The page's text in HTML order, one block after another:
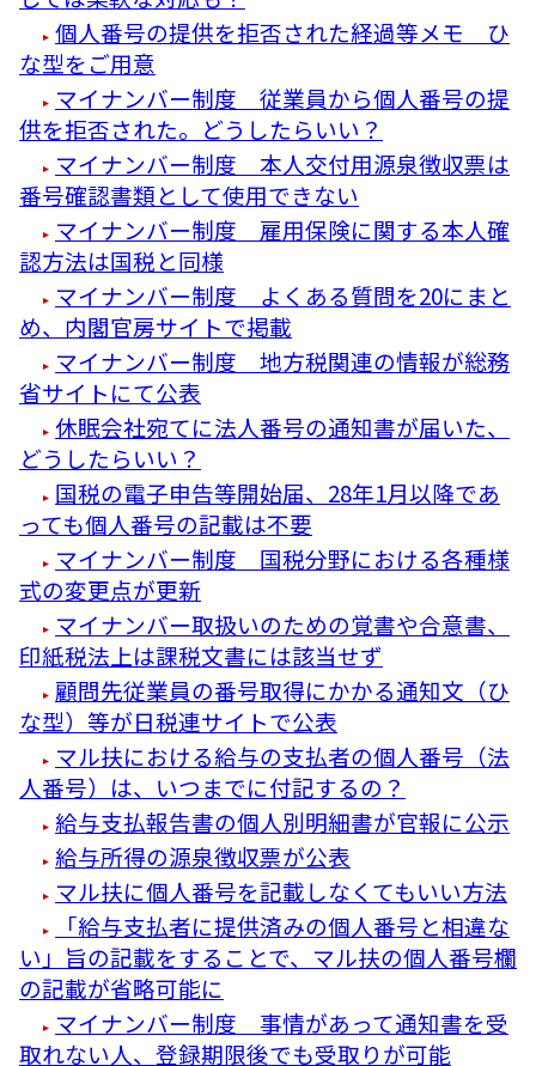
個人番号の提供を拒否された経過等メモ ひ
な型をご用意
マイナンバー制度 従業員から個人番号の提
供を拒否された。どうしたらいい？
マイナンバー制度 本人交付用源泉徴収票は
番号確認書類として使用できない
マイナンバー制度 雇用保険に関する本人確
認方法は国税と同様
マイナンバー制度 よくある質問を20にまと
め、内閣官房サイトで掲載
マイナンバー制度 地方税関連の情報が総務
省サイトにて公表
休眠会社宛てに法人番号の通知書が届いた、
どうしたらいい？
国税の電子申告等開始届、28年1月以降であ
っても個人番号の記載は不要
マイナンバー制度 国税分野における各種様
式の変更点が更新
マイナンバー取扱いのための覚書や合意書、
印紙税法上は課税文書には該当せず
顧問先従業員の番号取得にかかる通知文（ひ
な型）等が日税連サイトで公表
マル扶における給与の支払者の個人番号（法
人番号）は、いつまでに付記するの？
給与支払報告書の個人別明細書が官報に公示
給与所得の源泉徴収票が公表
マル扶に個人番号を記載しなくてもいい方法
「給与支払者に提供済みの個人番号と相違な
い」旨の記載をすることで、マル扶の個人番号欄
の記載が省略可能に
マイナンバー制度 事情があって通知書を受
取れない人、登録期限後でも受取りが可能